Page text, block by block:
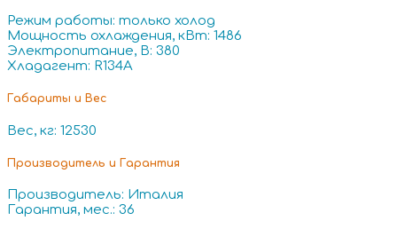
Режим работы: только холод
Мощность охлаждения, кВт: 1486
Электропитание, В: 380
Хладагент: R134A
Габариты и Вес
Вес, кг: 12530
Производитель и Гарантия
Производитель: Италия
Гарантия, мес.: 36